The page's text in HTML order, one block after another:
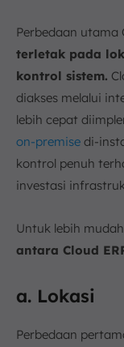
Perbedaan utama
terletak pada
kontrol sistem.
diakses melalui
lebih cepat
on-premise di-
kontrol penuh
investasi
Untuk lebih
antara Cloud
a. Lokasi
Perbedaan